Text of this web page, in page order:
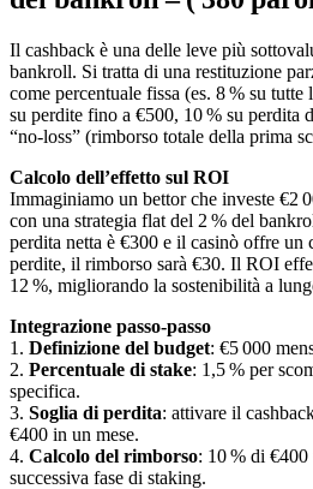
Il cashback è una delle leve più
bankroll. Si tratta di una restituzione
come percentuale fissa (es. 8 % su tutte
su perdite fino a €500, 10 % su perdita
“no‑loss” (rimborso totale della prima
Calcolo dell’effetto sul ROI
Immaginiamo un bettor che investe €2
con una strategia flat del 2 % del
perdita netta è €300 e il casinò offre un
perdite, il rimborso sarà €30. Il ROI
12 %, migliorando la sostenibilità a
Integrazione passo‑passo
1. Definizione del budget: €5 000
2. Percentuale di stake: 1,5 % per
specifica.
3. Soglia di perdita: attivare il
€400 in un mese.
4. Calcolo del rimborso: 10 % di
successiva fase di staking.